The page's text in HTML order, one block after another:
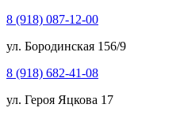
8 (918) 087-12-00
ул. Бородинская 156/9
8 (918) 682-41-08
ул. Героя Яцкова 17